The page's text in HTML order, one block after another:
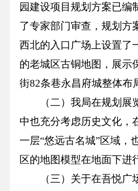
园建设项目规划方案已编
了专家部门审查，规划方
西北的入口广场上设置了
的老城区古铜地图，展示
街82条巷永昌府城整体布
（二）我局在规划展
中也充分考虑历史文化，
一层“悠远古名城”区域，
区的地图模型在地面下进
（三）关于在吾悦广